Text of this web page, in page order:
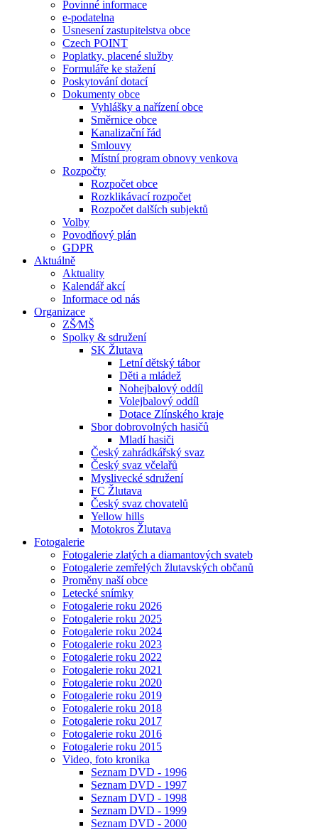
Povinné informace
e-podatelna
Usnesení zastupitelstva obce
Czech POINT
Poplatky, placené služby
Formuláře ke stažení
Poskytování dotací
Dokumenty obce
Vyhlášky a nařízení obce
Směrnice obce
Kanalizační řád
Smlouvy
Místní program obnovy venkova
Rozpočty
Rozpočet obce
Rozklikávací rozpočet
Rozpočet dalších subjektů
Volby
Povodňový plán
GDPR
Aktuálně
Aktuality
Kalendář akcí
Informace od nás
Organizace
ZŠ⁄MŠ
Spolky & sdružení
SK Žlutava
Letní dětský tábor
Děti a mládež
Nohejbalový oddíl
Volejbalový oddíl
Dotace Zlínského kraje
Sbor dobrovolných hasičů
Mladí hasiči
Český zahrádkářský svaz
Český svaz včelařů
Myslivecké sdružení
FC Žlutava
Český svaz chovatelů
Yellow hills
Motokros Žlutava
Fotogalerie
Fotogalerie zlatých a diamantových svateb
Fotogalerie zemřelých žlutavských občanů
Proměny naší obce
Letecké snímky
Fotogalerie roku 2026
Fotogalerie roku 2025
Fotogalerie roku 2024
Fotogalerie roku 2023
Fotogalerie roku 2022
Fotogalerie roku 2021
Fotogalerie roku 2020
Fotogalerie roku 2019
Fotogalerie roku 2018
Fotogalerie roku 2017
Fotogalerie roku 2016
Fotogalerie roku 2015
Video, foto kronika
Seznam DVD - 1996
Seznam DVD - 1997
Seznam DVD - 1998
Seznam DVD - 1999
Seznam DVD - 2000